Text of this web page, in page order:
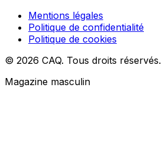
Mentions légales
Politique de confidentialité
Politique de cookies
© 2026 CAQ. Tous droits réservés.
Magazine masculin